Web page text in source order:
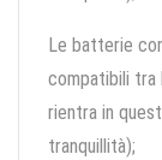
Le batterie
compatibili tra
rientra in
tranquillità);